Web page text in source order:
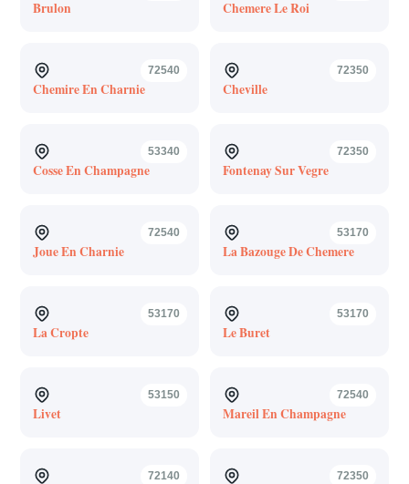
Brulon Chemere Le Roi
72540
Chemire En Charnie
72350
Cheville
53340
Cosse En Champagne
72350
Fontenay Sur Vegre
72540
Joue En Charnie
53170
La Bazouge De Chemere
53170
La Cropte
53170
Le Buret
53150
Livet
72540
Mareil En Champagne
72140 72350